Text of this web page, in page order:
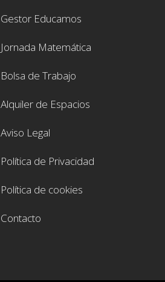
Gestor Educamos
Jornada Matemática
Bolsa de Trabajo
Alquiler de Espacios
Aviso Legal
Política de Privacidad
Política de cookies
Contacto